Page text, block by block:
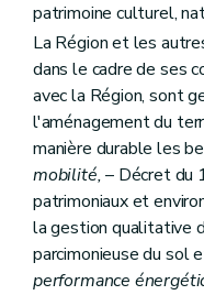
Art. 34bis
Art. 35
Art. 36
Art. 37
Art. 38
Art. 39
Art. 39
bis
Art. 40
Art. 41
Section 4
Art. 42
Art. 42
bis
Art. 43
Art. 44
patrimoine culturel,
La Région et les
dans le cadre de ses
avec la Région, sont
l'aménagement du
manière durable les
mobilité,– Décret du
patrimoniaux et
la gestion qualitative
parcimonieuse du sol
performance